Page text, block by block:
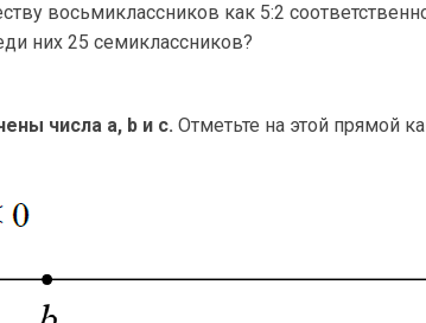
восьмиклассников как 5:2
них 25 семиклассников?
числа a, b и с. Отметьте на этой прямой